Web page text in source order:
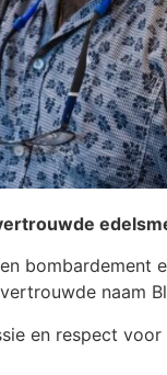
bombardement
naam
en respect